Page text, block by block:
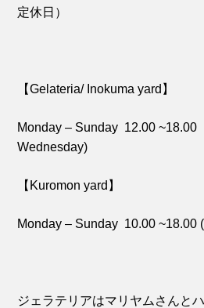
定休日）
【Gelateria/ Inokuma yard】
Monday – Sunday 12.00
Wednesday)
【Kuromon yard】
Monday – Sunday 10.00 ~18.00
ジェラテリアはマリヤムさんと